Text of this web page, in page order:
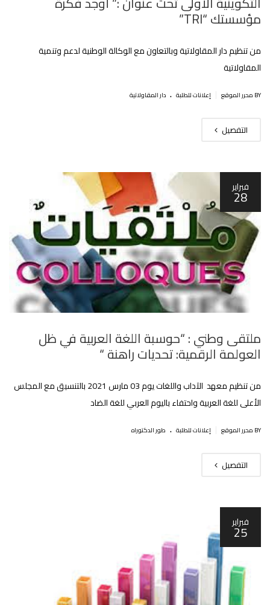
مؤسستك “TRI”
من تنظيم دار المقاولاتية وبالتعاون مع الوكالة الوطنية لدعم وتنمية
المقاولاتية
BY محرر الموقع إعلانات للطلبة . دار المقاولاتية
التفصيل
فبراير
28
ملتقى وطني : “حوسبة اللغة العربية في ظل
العولمة الرقمية: تحديات راهنة “
من تنظيم معهد الآداب واللغات يوم 03 مارس 2021 بالتنسيق مع المجلس
الأعلى للغة العربية واحتفاء باليوم العربي للغة الضاد
BY محرر الموقع إعلانات للطلبة . طور الدكتوراه
التفصيل
فبراير
25